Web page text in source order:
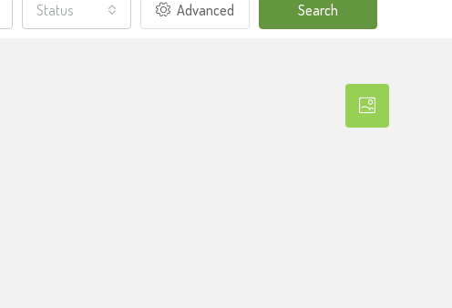
Status Advanced Search